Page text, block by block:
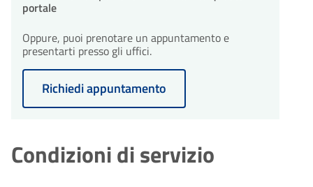
portale
Oppure, puoi prenotare un appuntamento e
presentarti presso gli uffici.
Richiedi appuntamento
Condizioni di servizio